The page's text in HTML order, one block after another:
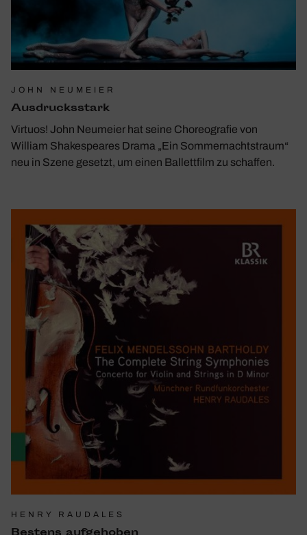
JOHN NEUMEIER
Ausdrucks­stark
Virtuos! John Neumeier hat seine Choreografie von
William Shakespeares Drama „Ein Sommernachtstraum“
neu in Szene gesetzt, um einen Ballettfilm zu schaffen.
HENRY RAUDALES